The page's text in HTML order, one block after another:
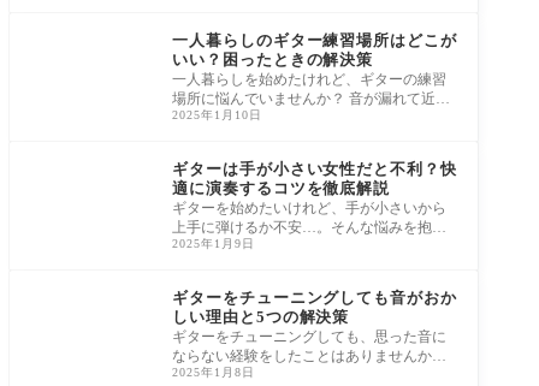
一人暮らしのギター練習場所はどこが
いい？困ったときの解決策
一人暮らしを始めたけれど、ギターの練習
場所に悩んでいませんか？ 音が漏れて近所
迷惑にならないか心配で、思い切り弾けな
2025年1月10日
ギターは手が小さい女性だと不利？快
適に演奏するコツを徹底解説
ギターを始めたいけれど、手が小さいから
上手に弾けるか不安…。そんな悩みを抱え
ていませんか？ 特に手が小さい女性にとっ
2025年1月9日
ギターをチューニングしても音がおか
しい理由と5つの解決策
ギターをチューニングしても、思った音に
ならない経験をしたことはありませんか？
音が思い通りにならないと、練習の楽しさ
2025年1月8日